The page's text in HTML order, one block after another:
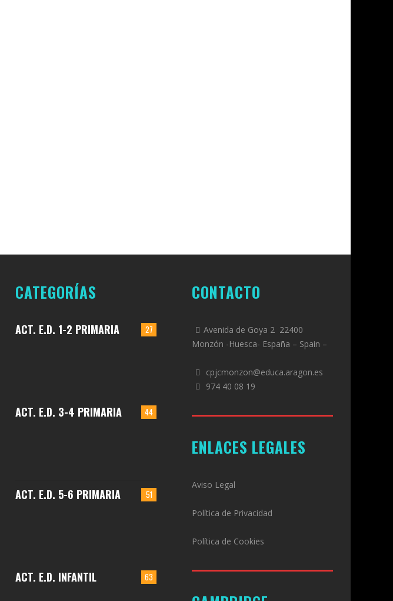
CATEGORÍAS
27
ACT. E.D. 1-2 PRIMARIA
44
ACT. E.D. 3-4 PRIMARIA
51
ACT. E.D. 5-6 PRIMARIA
63
ACT. E.D. INFANTIL
CONTACTO
Avenida de Goya 2 22400
Monzón -Huesca- España – Spain –
cpjcmonzon@educa.aragon.es
974 40 08 19
ENLACES LEGALES
Aviso Legal
Política de Privacidad
Política de Cookies